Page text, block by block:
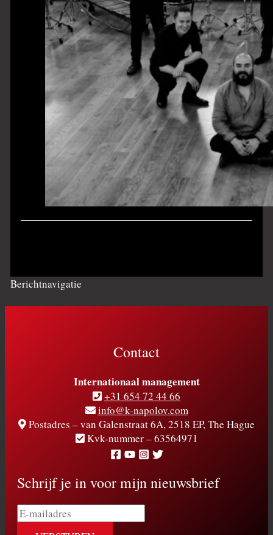
Berichtnavigatie
Contact
Internationaal management
+31 654 72 44 66
info@k-napolov.com
Postadres – van Galenstraat 6A, 2518 EP, The Hague
Kvk-nummer – 63564971
Schrijf je in voor mijn nieuwsbrief
E-
mailadres